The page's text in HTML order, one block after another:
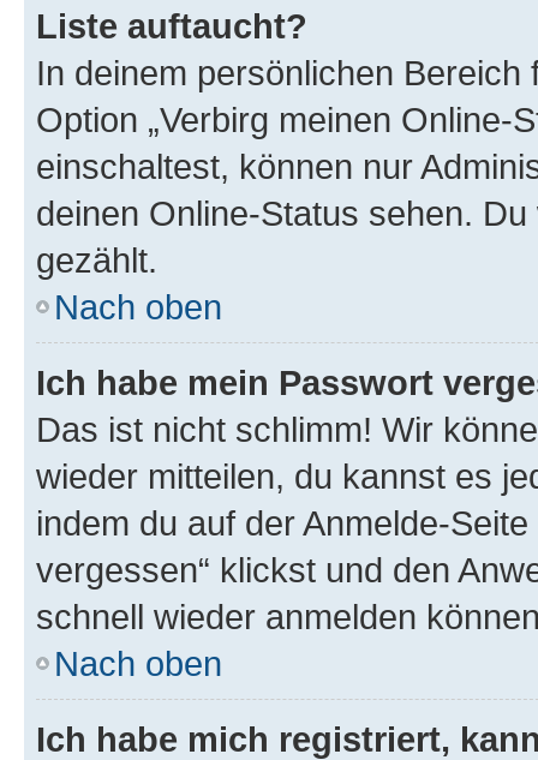
Liste auftaucht?
In deinem persönlichen
Option „Verbirg meinen Online-
einschaltest, können nur
deinen Online-Status sehen.
gezählt.
Nach oben
Ich habe mein Passwort
Das ist nicht schlimm! Wir
wieder mitteilen, du kannst es
indem du auf der Anmelde-
vergessen“ klickst und den
schnell wieder anmelden
Nach oben
Ich habe mich registriert,